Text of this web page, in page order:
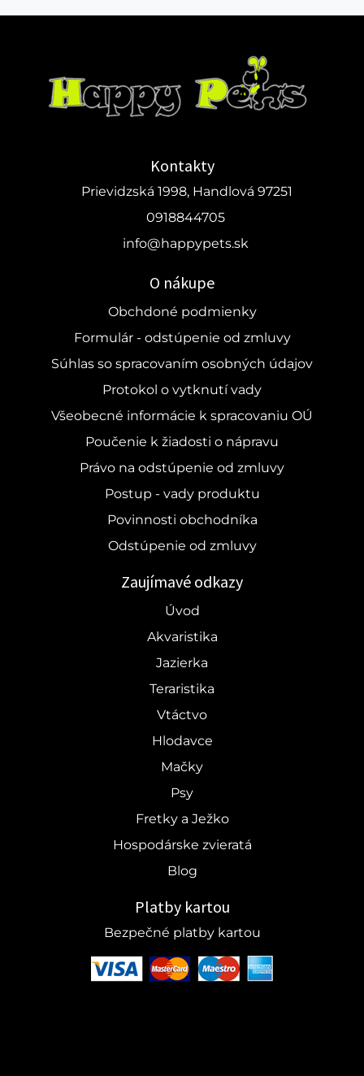
Kontakty
Prievidzská 1998, Handlová 97251
0918844705
info@happypets.sk
O nákupe
Obchdoné podmienky
Formulár - odstúpenie od zmluvy
Súhlas so spracovaním osobných údajov
Protokol o vytknutí vady
Všeobecné informácie k spracovaniu OÚ
Poučenie k žiadosti o nápravu
Právo na odstúpenie od zmluvy
Postup - vady produktu
Povinnosti obchodníka
Odstúpenie od zmluvy
Zaujímavé odkazy
Úvod
Akvaristika
Jazierka
Teraristika
Vtáctvo
Hlodavce
Mačky
Psy
Fretky a Ježko
Hospodárske zvieratá
Blog
Platby kartou
Bezpečné platby kartou